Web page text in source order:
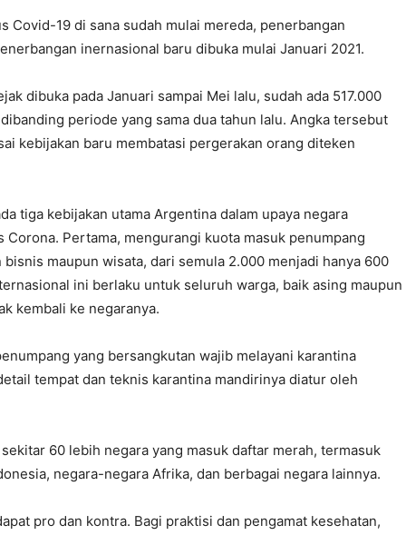
Covid-19 di sana sudah mulai mereda, penerbangan
inernasional baru dibuka mulai Januari 2021.
dibuka pada Januari sampai Mei lalu, sudah ada 517.000
periode yang sama dua tahun lalu. Angka tersebut
kebijakan baru membatasi pergerakan orang diteken
tiga kebijakan utama Argentina dalam upaya negara
Pertama, mengurangi kuota masuk penumpang
maupun wisata, dari semula 2.000 menjadi hanya 600
ini berlaku untuk seluruh warga, baik asing maupun
kembali ke negaranya.
yang bersangkutan wajib melayani karantina
tempat dan teknis karantina mandirinya diatur oleh
60 lebih negara yang masuk daftar merah, termasuk
negara-negara Afrika, dan berbagai negara lainnya.
pro dan kontra. Bagi praktisi dan pengamat kesehatan,